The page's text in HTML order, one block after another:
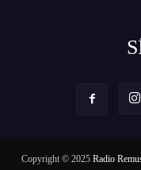
Copyright © 2025 Radio